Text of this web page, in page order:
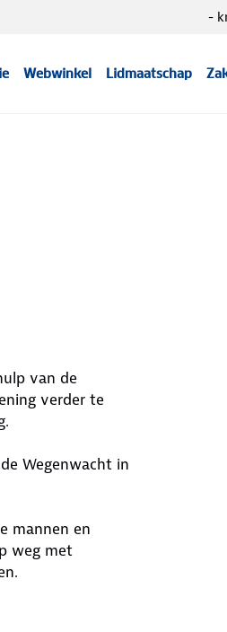
Webwinkel Lidmaatschap
-
van de
verder te
Wegenwacht in
mannen en
weg met